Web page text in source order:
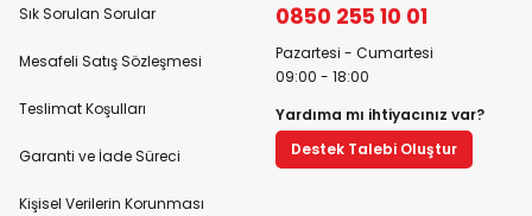
Sık Sorulan Sorular
Mesafeli Satış Sözleşmesi
Teslimat Koşulları
Garanti ve İade Süreci
Kişisel Verilerin Korunması
0850 255 10 01
Pazartesi - Cumartesi
09:00 - 18:00
Yardıma mı ihtiyacınız var?
Destek Talebi Oluştur